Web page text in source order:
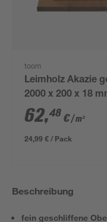
toom
Leimholz Akazie
2000 x 200 x 18
62,48 €/ m²
24,99 € / Pack
Beschreibung
fein geschliffene